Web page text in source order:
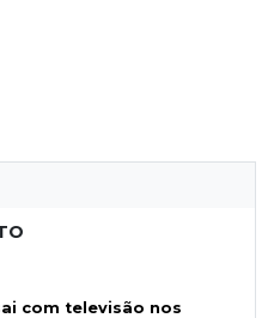
com televisão nos